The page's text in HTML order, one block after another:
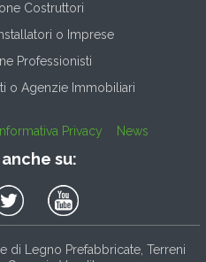
Costruttori
o Imprese
Professionisti
o Agenzie Immobiliari
Informativa Privacy News
su:
di Legno Prefabbricate, Terreni